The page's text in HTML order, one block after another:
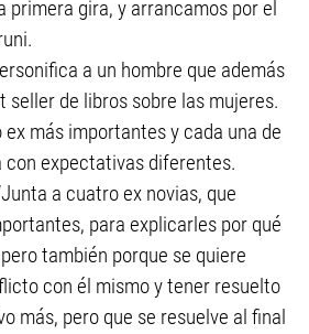
primera gira, y arrancamos por el
a un hombre que además
seller de libros sobre las mujeres.
más importantes y cada una de
expectativas diferentes.
a cuatro ex novias, que
para explicarles por qué
también porque se quiere
con él mismo y tener resuelto
más, pero que se resuelve al final